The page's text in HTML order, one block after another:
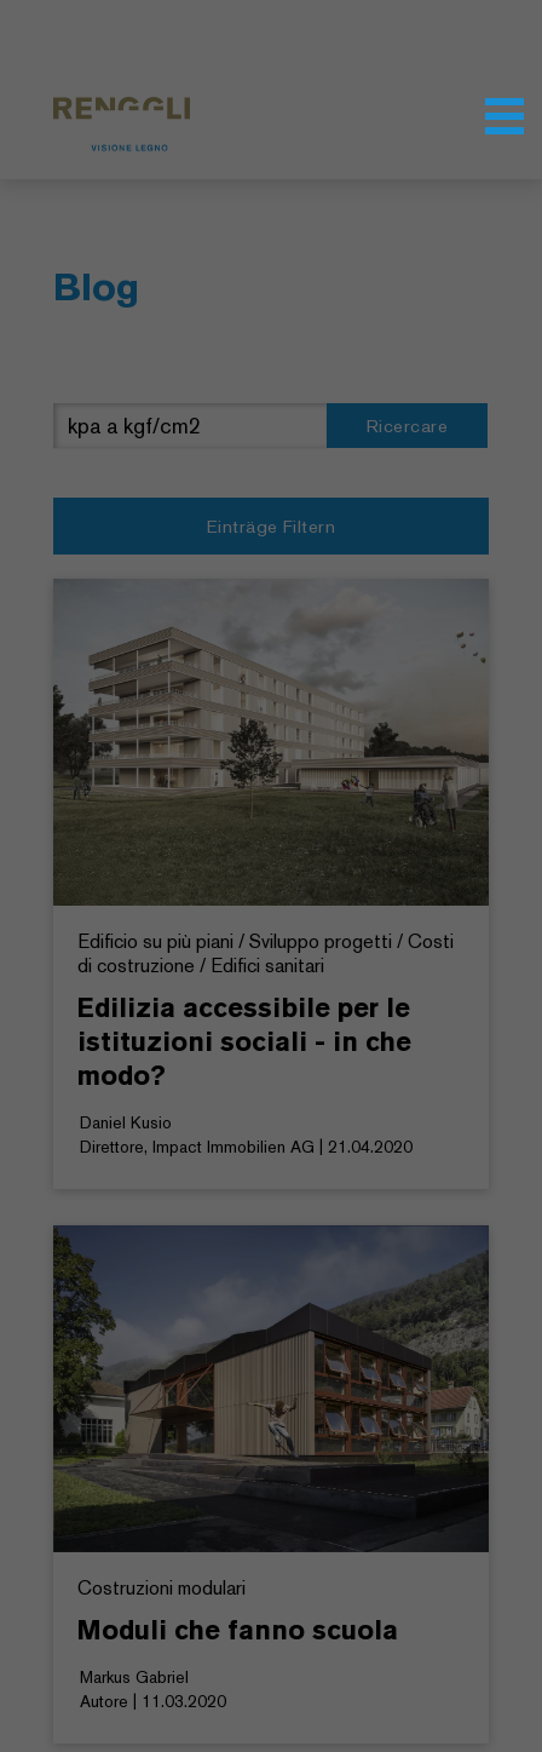
Blog
Ricercare
Einträge Filtern
Edificio su più piani / Sviluppo progetti / Costi
di costruzione / Edifici sanitari
Edilizia accessibile per le
istituzioni sociali - in che
modo?
Daniel Kusio
Direttore, Impact Immobilien AG | 21.04.2020
Costruzioni modulari
Moduli che fanno scuola
Markus Gabriel
Autore | 11.03.2020